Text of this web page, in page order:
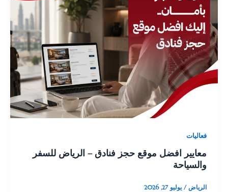
فعاليات
معايير افضل موقع حجز فنادق – الرياض للسفر
والسياحة
الرياض/ يوليو 27, 2026